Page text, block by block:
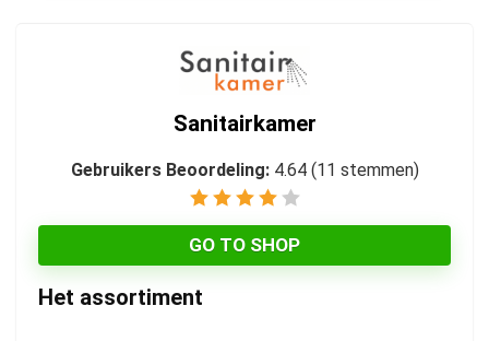
Sanitairkamer
Gebruikers Beoordeling: 4.64 (11 stemmen)
GO TO SHOP
Het assortiment